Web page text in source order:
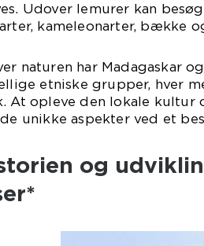
Udover lemurer kan
kameleonarter, bække
naturen har Madagaskar
etniske grupper, hver
At opleve den lokale
unikke aspekter ved et
og